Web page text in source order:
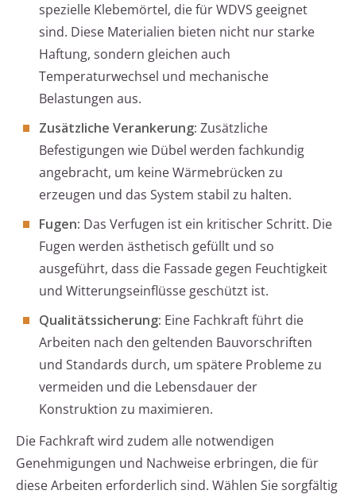
spezielle Klebemörtel, die für WDVS geeignet
sind. Diese Materialien bieten nicht nur starke
Haftung, sondern gleichen auch
Temperaturwechsel und mechanische
Belastungen aus.
Zusätzliche Verankerung: Zusätzliche
Befestigungen wie Dübel werden fachkundig
angebracht, um keine Wärmebrücken zu
erzeugen und das System stabil zu halten.
Fugen: Das Verfugen ist ein kritischer Schritt. Die
Fugen werden ästhetisch gefüllt und so
ausgeführt, dass die Fassade gegen Feuchtigkeit
und Witterungseinflüsse geschützt ist.
Qualitätssicherung: Eine Fachkraft führt die
Arbeiten nach den geltenden Bauvorschriften
und Standards durch, um spätere Probleme zu
vermeiden und die Lebensdauer der
Konstruktion zu maximieren.
Die Fachkraft wird zudem alle notwendigen
Genehmigungen und Nachweise erbringen, die für
diese Arbeiten erforderlich sind. Wählen Sie sorgfältig